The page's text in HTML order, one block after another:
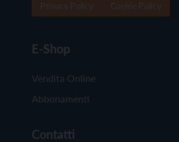
E-Shop
Vendita Online
Abbonamenti
Contatti